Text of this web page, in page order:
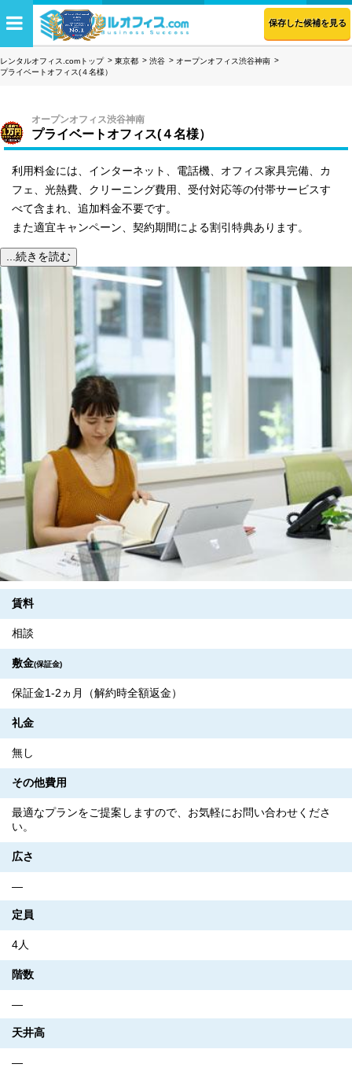
保存した候補を見る
レンタルオフィス.comトップ 東京都 渋谷
オープンオフィス渋谷神南
プライベートオフィス(４名様）
オープンオフィス渋谷神南
プライベートオフィス(４名様）
利用料金には、インターネット、電話機、オフィス家具完備、カ
フェ、光熱費、クリーニング費用、受付対応等の付帯サービスす
べて含まれ、追加料金不要です。
また適宜キャンペーン、契約期間による割引特典あります。
...続きを読む
賃料
相談
敷金(保証金)
保証金1-2ヵ月（解約時全額返金）
礼金
無し
その他費用
最適なプランをご提案しますので、お気軽にお問い合わせくださ
い。
広さ
―
定員
4人
階数
―
天井高
―